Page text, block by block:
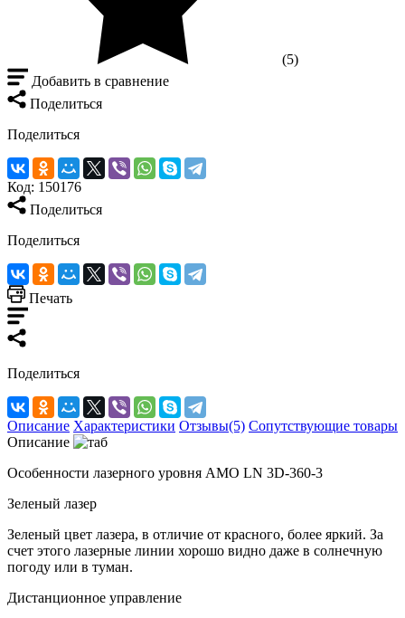
(5)
Добавить в сравнение
Поделиться
Поделиться
Код: 150176
Поделиться
Поделиться
Печать
Поделиться
Описание Характеристики Отзывы(5) Сопутствующие товары
Описание
Особенности лазерного уровня AMO LN 3D-360-3
Зеленый лазер
Зеленый цвет лазера, в отличие от красного, более яркий. За
счет этого лазерные линии хорошо видно даже в солнечную
погоду или в туман.
Дистанционное управление